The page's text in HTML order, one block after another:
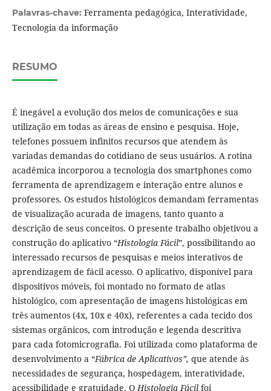
Palavras-chave: Ferramenta pedagógica, Interatividade,
Tecnologia da informação
RESUMO
É inegável a evolução dos meios de comunicações e sua
utilização em todas as áreas de ensino e pesquisa. Hoje,
telefones possuem infinitos recursos que atendem às
variadas demandas do cotidiano de seus usuários. A rotina
acadêmica incorporou a tecnologia dos smartphones como
ferramenta de aprendizagem e interação entre alunos e
professores. Os estudos histológicos demandam ferramentas
de visualização acurada de imagens, tanto quanto a
descrição de seus conceitos. O presente trabalho objetivou a
construção do aplicativo “Histologia Fácil”, possibilitando ao
interessado recursos de pesquisas e meios interativos de
aprendizagem de fácil acesso. O aplicativo, disponível para
dispositivos móveis, foi montado no formato de atlas
histológico, com apresentação de imagens histológicas em
três aumentos (4x, 10x e 40x), referentes a cada tecido dos
sistemas orgânicos, com introdução e legenda descritiva
para cada fotomicrografia. Foi utilizada como plataforma de
desenvolvimento a “Fábrica de Aplicativos”, que atende às
necessidades de segurança, hospedagem, interatividade,
acessibilidade e gratuidade. OHistologia Fácilfoi